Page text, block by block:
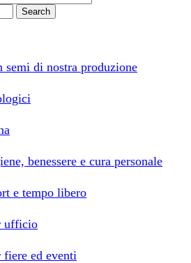
semi di nostra produzione
benessere e cura personale
e tempo libero
ufficio
fiere ed eventi